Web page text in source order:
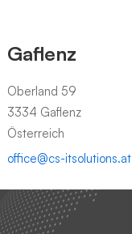
Gaflenz
Oberland 59
3334 Gaflenz
Österreich
office@cs-itsolutions.at